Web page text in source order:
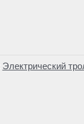
Электрический